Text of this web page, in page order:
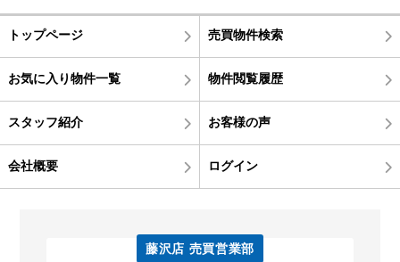
トップページ 売買物件検索
お気に入り物件一覧 物件閲覧履歴
スタッフ紹介 お客様の声
会社概要 ログイン
藤沢店 売買営業部